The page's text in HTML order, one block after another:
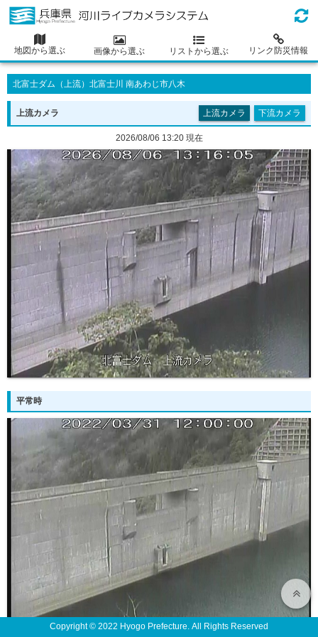
地図から選ぶ 画像から選ぶ リストから選ぶ リンク防災情報
北富士ダム（上流）北富士川 南あわじ市八木
上流カメラ 上流カメラ 下流カメラ
2026/08/06 13:20 現在
平常時
Copyright © 2022 Hyogo Prefecture. All Rights Reserved